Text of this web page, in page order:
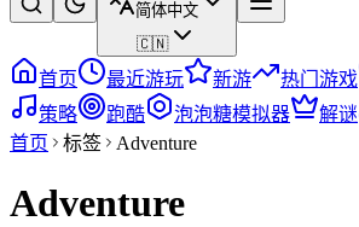
简体中文
🇨🇳
首页 最近游玩 新游 热门游戏
策略
跑酷 泡泡糖模拟器 解谜
首页
标签 Adventure
Adventure